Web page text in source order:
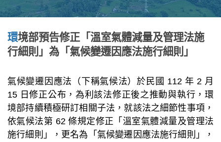
環境部預告修正「溫室氣體減量及管理法施
行細則」為「氣候變遷因應法施行細則」
氣候變遷因應法（下稱氣候法）於民國 112 年 2 月
15 日修正公布，為利該法修正後之推動與執行，環
境部持續積極研訂相關子法，就該法之細節性事項，
依氣候法第 62 條規定修正「溫室氣體減量及管理法
施行細則」，更名為「氣候變遷因應法施行細則」，